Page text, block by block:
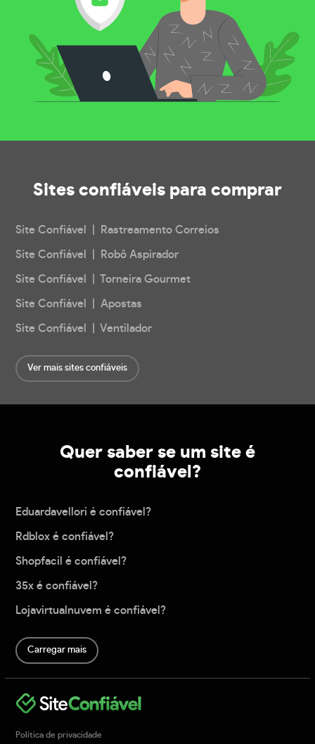
Sites confiáveis para comprar
Site Confiável | Rastreamento Correios
Site Confiável | Robô Aspirador
Site Confiável | Torneira Gourmet
Site Confiável | Apostas
Site Confiável | Ventilador
Ver mais sites confiáveis
Quer saber se um site é
confiável?
Eduardavellori é confiável?
Rdblox é confiável?
Shopfacil é confiável?
35x é confiável?
Lojavirtualnuvem é confiável?
Carregar mais
Política de privacidade